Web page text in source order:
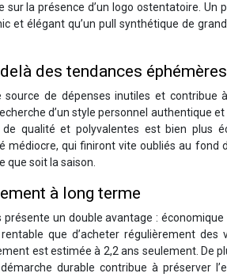
la présence d’un logo ostentatoire. Un
et élégant qu’un pull synthétique de
des tendances éphémères
de dépenses inutiles et contribue à
d’un style personnel authentique
qualité et polyvalentes est bien plus
qui finiront vite oubliés au fond
que soit la saison.
à long terme
un double avantage : économique
que d’acheter régulièrement des
est estimée à 2,2 ans seulement. De
durable contribue à préserver